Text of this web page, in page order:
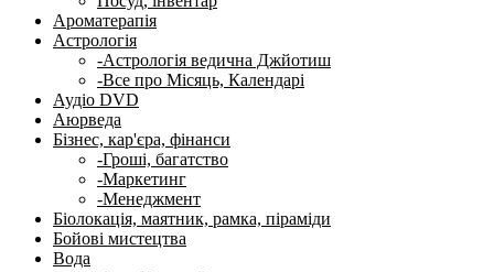
Ароматерапія
Астрологія
-Астрологія ведична Джйотиш
-Все про Місяць, Календарі
Аудіо DVD
Аюрведа
Бізнес, кар'єра, фінанси
-Гроші, багатство
-Маркетинг
-Менеджмент
Біолокація, маятник, рамка, піраміди
Бойові мистецтва
Вода